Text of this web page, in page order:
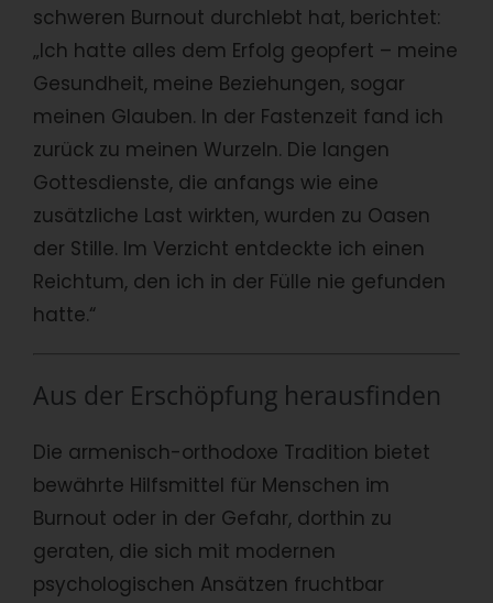
schweren Burnout durchlebt hat, berichtet:
„Ich hatte alles dem Erfolg geopfert – meine
Gesundheit, meine Beziehungen, sogar
meinen Glauben. In der Fastenzeit fand ich
zurück zu meinen Wurzeln. Die langen
Gottesdienste, die anfangs wie eine
zusätzliche Last wirkten, wurden zu Oasen
der Stille. Im Verzicht entdeckte ich einen
Reichtum, den ich in der Fülle nie gefunden
hatte.“
Aus der Erschöpfung herausfinden
Die armenisch-orthodoxe Tradition bietet
bewährte Hilfsmittel für Menschen im
Burnout oder in der Gefahr, dorthin zu
geraten, die sich mit modernen
psychologischen Ansätzen fruchtbar